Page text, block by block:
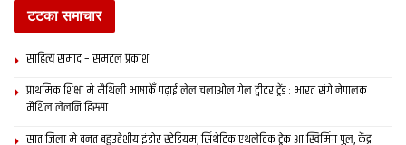
पूछलहुं- “ आइ धोती-कुर्ता त धक-धक-चक-चक सफेद लागि रहल अछि,” त
ओ लतिका जी दिस इशारा करि देलथि। ओ कहला, इ हमर ‘अहिंसा लॉउंड्री’
छथि। हंसैत ओ इ टिप्पणी कहि रहल छलाह। हमरा हुनकर एकटा कविता मन
पडि रहल अछि-
टटका समाचार
साहित्य समाद – समटल प्रकाश
प्राथमिक शि‍क्षा मे मैथि‍ली भाषाकेँ पढ़ाई लेल चलाओल गेल ट्वीटर ट्रेंड : भारत संगे नेपालक
मैथिल लेलनि हिस्सा
सात जिला मे बनत बहुउद्देशीय इंडोर स्‍टेडि‍यम, सिंथेटिक एथलेटिक ट्रेक आ स्विमिंग पुल, केंद्र